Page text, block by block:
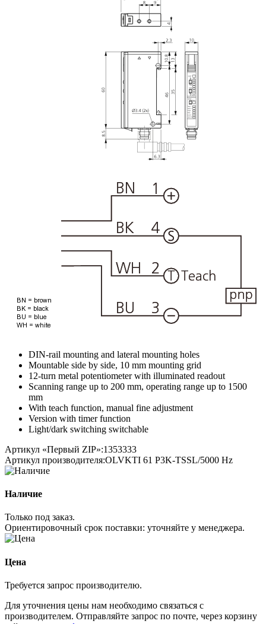
DIN-rail mounting and lateral mounting holes
Mountable side by side, 10 mm mounting grid
12-turn metal potentiometer with illuminated readout
Scanning range up to 200 mm, operating range up to 1500
mm
With teach function, manual fine adjustment
Version with timer function
Light/dark switching switchable
Артикул «Первый ZIP»:1353333
Артикул производителя:OLVKTI 61 P3K-TSSL/5000 Hz
Наличие
Только под заказ.
Ориентировочный срок поставки: уточняйте у менеджера.
Цена
Требуется запрос производителю.
Для уточнения цены нам необходимо связаться с
производителем. Отправляйте запрос по почте, через корзину